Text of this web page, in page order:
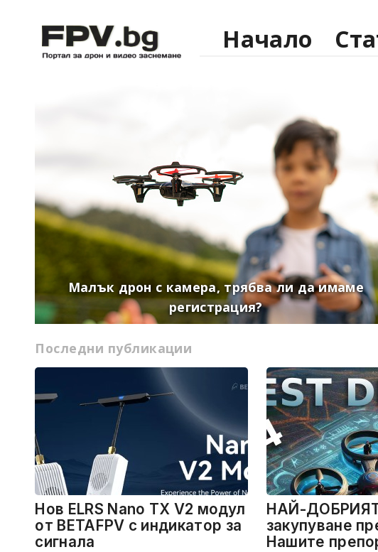
Начало
Малък дрон с камера, трябва ли да имаме
регистрация?
летателни системи (БЛС), или още известни като
дронове, не трябва да бъдат регистрирани. Но Вие
оператор/собственик на БЛС трябва да се
регистрирате...
ПРОЧЕТИ
Последни публикации
Нов ELRS Nano TX V2 модул
от BETAFPV с индикатор за
сигнала
НАЙ-ДОБРИЯТ
закупуване
Нашите